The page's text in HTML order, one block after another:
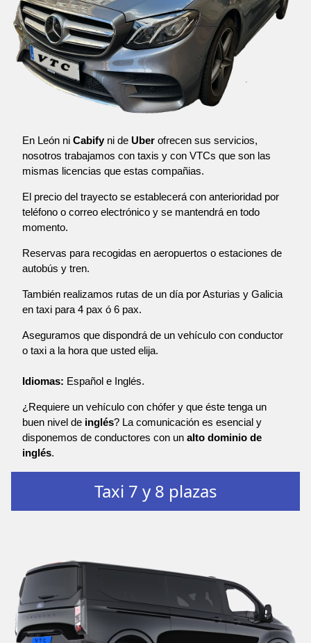
En León ni Cabify ni de Uber ofrecen sus servicios,
nosotros trabajamos con taxis y con VTCs que son las
mismas licencias que estas compañias.
El precio del trayecto se establecerá con anterioridad por
teléfono o correo electrónico y se mantendrá en todo
momento.
Reservas para recogidas en aeropuertos o estaciones de
autobús y tren.
También realizamos rutas de un día por Asturias y Galicia
en taxi para 4 pax ó 6 pax.
Aseguramos que dispondrá de un vehículo con conductor
o taxi a la hora que usted elija.
Idiomas: Español e Inglés.
¿Requiere un vehículo con chófer y que éste tenga un
buen nivel de inglés? La comunicación es esencial y
disponemos de conductores con un alto dominio de
inglés.
Taxi 7 y 8 plazas